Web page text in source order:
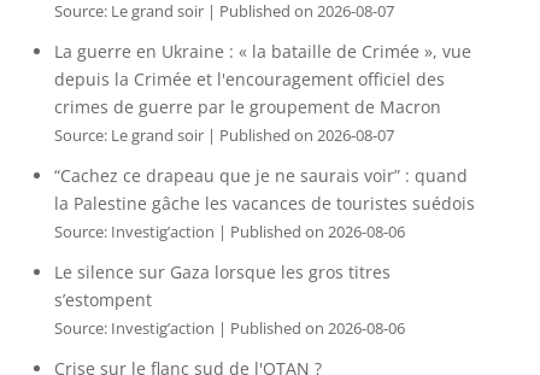
Source: Le grand soir Published on 2026-08-07
La guerre en Ukraine : « la bataille de Crimée », vue
depuis la Crimée et l'encouragement officiel des
crimes de guerre par le groupement de Macron
Source: Le grand soir Published on 2026-08-07
“Cachez ce drapeau que je ne saurais voir” : quand
la Palestine gâche les vacances de touristes suédois
Source: Investig’action Published on 2026-08-06
Le silence sur Gaza lorsque les gros titres
s’estompent
Source: Investig’action Published on 2026-08-06
Crise sur le flanc sud de l'OTAN ?